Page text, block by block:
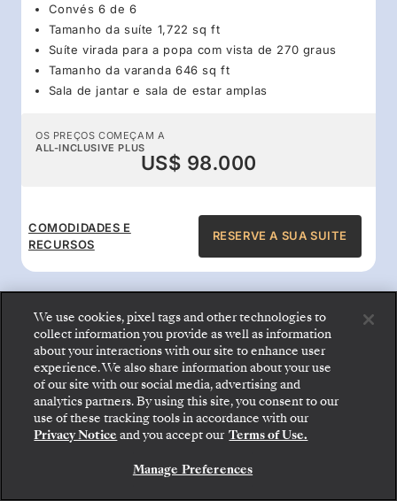
Convés 6 de 6
Tamanho da suíte 1,722 sq ft
Suíte virada para a popa com vista de 270 graus
Tamanho da varanda 646 sq ft
Sala de jantar e sala de estar amplas
OS PREÇOS COMEÇAM A
ALL-INCLUSIVE PLUS
US$ 98.000
COMODIDADES E
RECURSOS
RESERVE A SUA SUITE
Benefícios a bordo com tudo
incluído
Desfrute de refeições gourmet 24 horas,
serviço de mordomo, entretenimento
Embarque: escolha sua suíte e confira as tarifas e
os serviços inclusos antes de confirmar com
segurança sua viagem com a Silversea.
RESERVE A SUA SUITE
We use cookies, pixel tags and other technologies to
collect information you provide as well as information
about your interactions with our site to enhance user
experience. We also share information about your use
of our site with our social media, advertising and
analytics partners. By using this site, you consent to our
use of these tracking tools in accordance with our
Privacy Notice and you accept our Terms of Use.
Manage Preferences